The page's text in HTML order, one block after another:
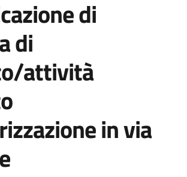
di
di
attività
in via